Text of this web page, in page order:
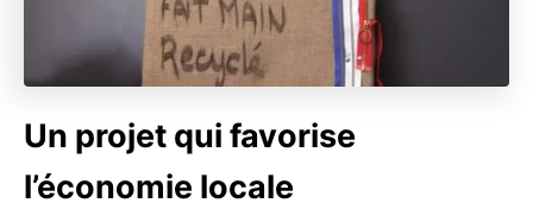
Un projet qui favorise
l’économie locale